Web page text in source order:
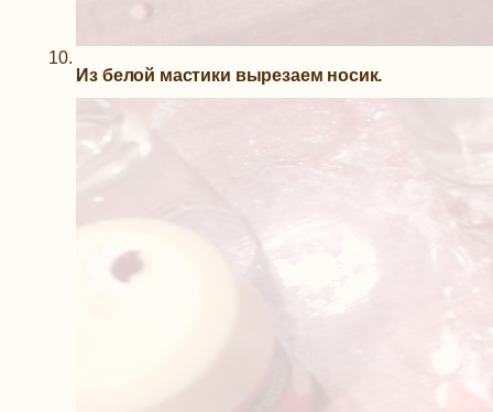
Из белой мастики вырезаем носик.